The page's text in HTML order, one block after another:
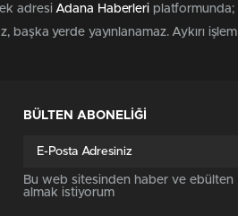
adresiAdana Haberleriplatformunda;
başka yerde yayınlanamaz. Aykırı işlem
BÜLTEN ABONELİĞİ
Bu web sitesinden haber ve ebülten
almak istiyorum